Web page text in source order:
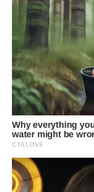
WN
INDRAMAYU
WN
KUNINGAN
WN
MAJALENGKA
SUBANG
WN
SUKABUMI